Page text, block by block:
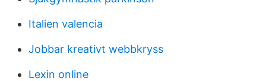
Italien valencia
Jobbar kreativt webbkryss
Lexin online